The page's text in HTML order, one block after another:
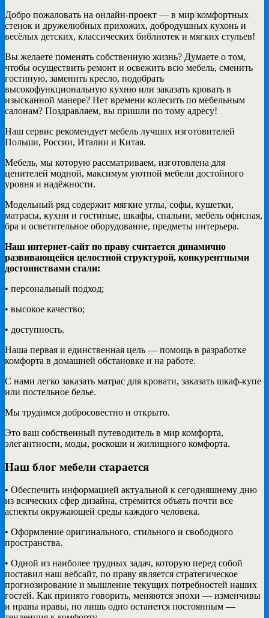
Добро пожаловать на онлайн-проект — в мир комфортных
стенок и дружелюбных прихожих, добродушных кухонь и
весёлых детских, классических библиотек и мягких стульев!
Вы желаете поменять собственную жизнь? Думаете о том,
чтобы осуществить ремонт и освежить всю мебель, сменить
гостиную, заменить кресло, подобрать
высокофункциональную кухню или заказать кровать в
изысканной манере? Нет времени колесить по мебельным
салонам? Поздравляем, вы пришли по тому адресу!
Наш сервис рекомендует мебель лучших изготовителей
Польши, России, Италии и Китая.
Мебель, мы которую рассматриваем, изготовлена для
ценителей модной, максимум уютной мебели достойного
уровня и надёжности.
Модельный ряд содержит мягкие углы, софы, кушетки,
матрасы, кухни и гостиные, шкафы, спальни, мебель офисная,
бра и осветительное оборудование, предметы интерьера.
Наш интернет-сайт по праву считается динамично
развивающейся целостной структурой, конкурентными
достоинствами стали:
• персональный подход;
• высокое качество;
• доступность.
Наша первая и единственная цель — помощь в разработке
комфорта в домашней обстановке и на работе.
С нами легко заказать матрас для кровати, заказать шкаф-купе
или постельное белье.
Мы трудимся добросовестно и открыто.
Это ваш собственный путеводитель в мир комфорта,
элегантности, моды, роскоши и жилищного комфорта.
Наш блог мебели старается
• Обеспечить информацией актуальной к сегодняшнему дню
из всяческих сфер дизайна, стремится объять почти все
аспекты окружающей среды каждого человека.
• Оформление оригинального, стильного и свободного
пространства.
• Одной из наиболее трудных задач, которую перед собой
поставил наш вебсайт, по праву является стратегическое
прогнозирование и мышление текущих потребностей наших
гостей. Как принято говорить, меняются эпохи — изменчивы
и нравы нравы, но лишь одно останется постоянным —